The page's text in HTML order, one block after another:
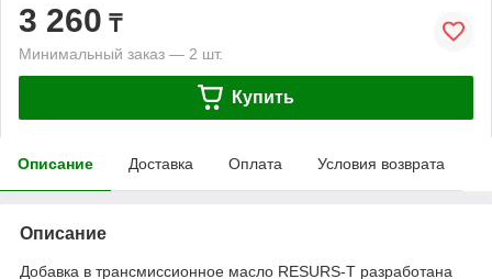
3 260 ₸
Минимальный заказ — 2 шт.
Купить
Описание Доставка Оплата Условия возврата
Описание
Добавка в трансмиссионное масло RESURS-T разработана